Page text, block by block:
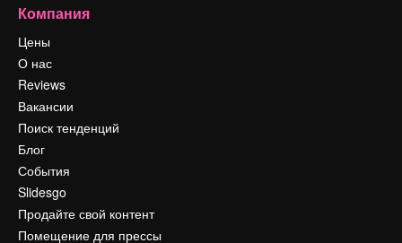
Компания
Цены
О нас
Reviews
Вакансии
Поиск тенденций
Блог
События
Slidesgo
Продайте свой контент
Помещение для прессы